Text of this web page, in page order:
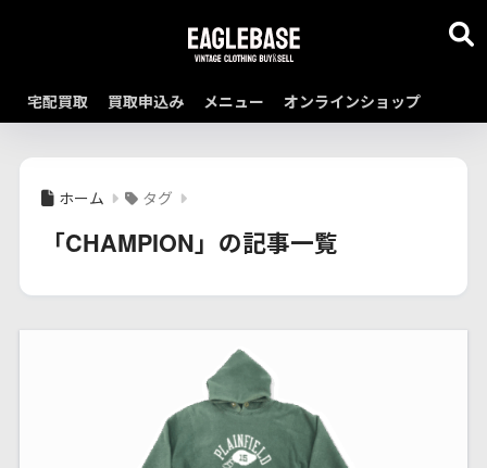
宅配買取 買取申込み メニュー オンラインショップ
ホーム タグ
「CHAMPION」の記事一覧